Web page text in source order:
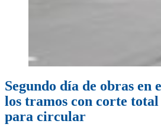
Segundo día de obras en
los tramos con corte total
para circular